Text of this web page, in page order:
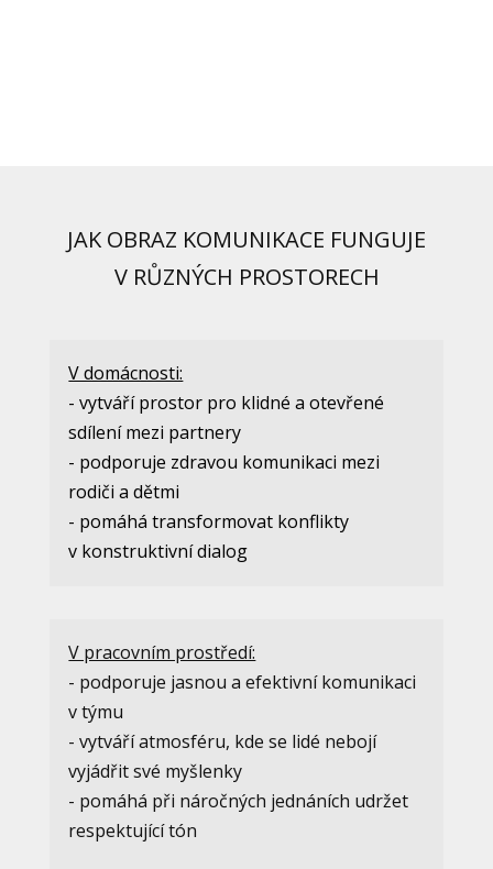
JAK OBRAZ KOMUNIKACE FUNGUJE
V RŮZNÝCH PROSTORECH
V domácnosti:
- vytváří prostor pro klidné a otevřené
sdílení mezi partnery
- podporuje zdravou komunikaci mezi
rodiči a dětmi
- pomáhá transformovat konflikty
v konstruktivní dialog
V pracovním prostředí:
- podporuje jasnou a efektivní komunikaci
v týmu
- vytváří atmosféru, kde se lidé nebojí
vyjádřit své myšlenky
- pomáhá při náročných jednáních udržet
respektující tón